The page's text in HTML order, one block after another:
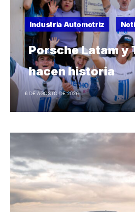
Industria Automotriz
Porsche Latam y
hacen historia
6 DE AGOSTO DE 2026